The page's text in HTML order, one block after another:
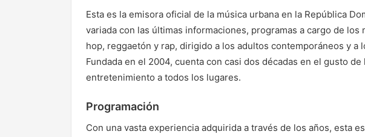
Esta es la emisora oficial de la música urbana en la República
variada con las últimas informaciones, programas a cargo de
hop, reggaetón y rap, dirigido a los adultos contemporáneos y a
Fundada en el 2004, cuenta con casi dos décadas en el gusto
entretenimiento a todos los lugares.
Programación
Con una vasta experiencia adquirida a través de los años, esta